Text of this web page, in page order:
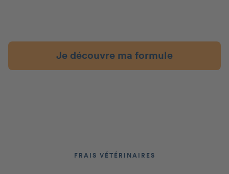
Je découvre ma formule
FRAIS VÉTÉRINAIRES